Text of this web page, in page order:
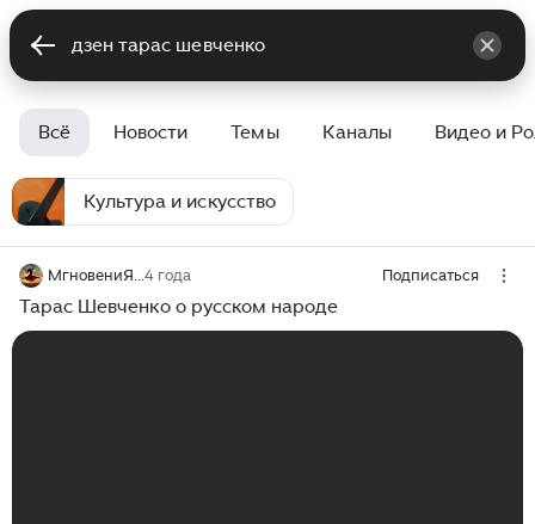
Всё Новости Темы Каналы Видео и
Культура и искусство
МгновениЯ...4 года Подписаться
Тарас Шевченко о русском народе